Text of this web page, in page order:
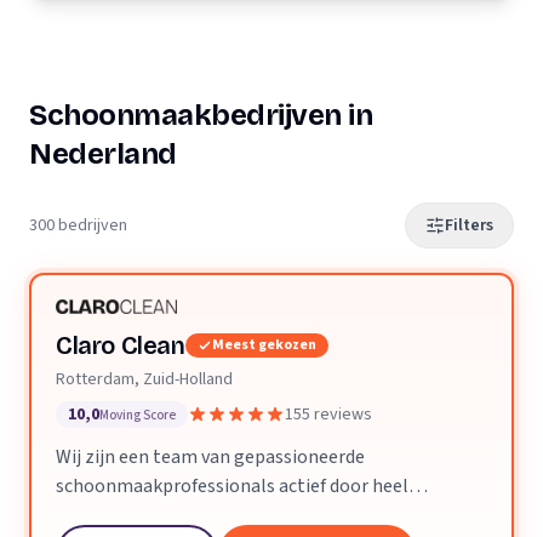
Schoonmaakbedrijven in
Nederland
300 bedrijven Filters
Claro Clean Meest gekozen
Rotterdam, Zuid-Holland
10,0Moving Score 155 reviews
Wij zijn een team van gepassioneerde
schoonmaakprofessionals actief door heel